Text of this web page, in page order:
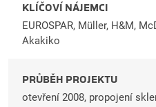
KLÍČOVÍ NÁJEMCI
EUROSPAR, Müller, H&M,
Akakiko
PRŮBĚH PROJEKTU
otevření 2008, propojení